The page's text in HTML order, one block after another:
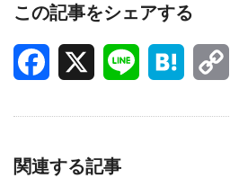
この記事をシェアする
Facebook
X Line Hatena
関連する記事